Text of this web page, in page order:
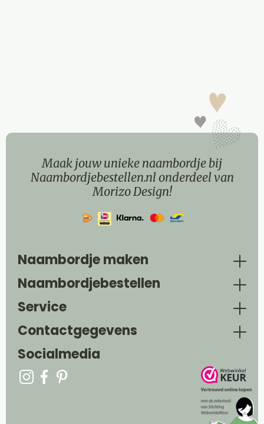
Maak jouw unieke naambordje bij
Naambordjebestellen.nl onderdeel van
Morizo Design!
Naambordje maken
Naambordjebestellen
Service
Contactgegevens
Socialmedia